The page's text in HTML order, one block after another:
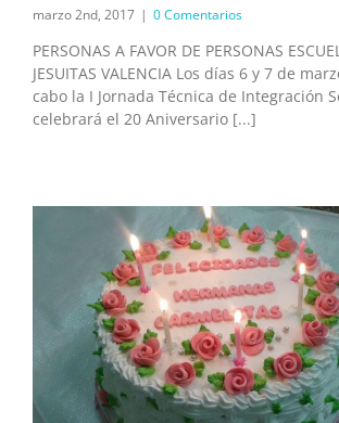
marzo 2nd, 2017 | 0 Comentarios
PERSONAS A FAVOR DE PERSONAS
JESUITAS VALENCIA Los días 6 y 7 de
cabo la I Jornada Técnica de Integración
celebrará el 20 Aniversario [...]